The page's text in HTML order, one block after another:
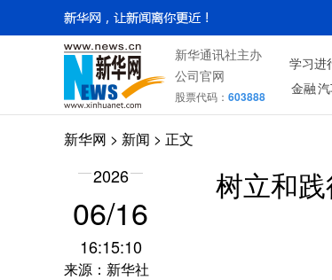
新华通讯社主办
公司官网
股票代码： 603888
学习进
金融
新华网 > 新闻 > 正文
2026
06/16
16:15:10
来源：新华社
树立和